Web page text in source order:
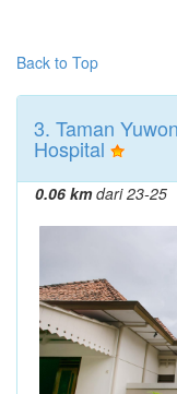
Back to Top
3. Taman
Hospital
0.06 kmdari 23-25